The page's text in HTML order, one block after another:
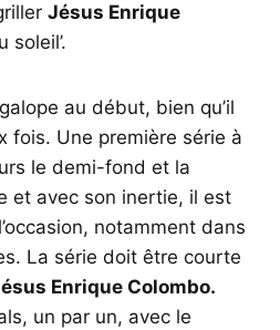
Jésus Enrique
soleil’.
au début, bien qu’il
fois. Une première série à
le demi-fond et la
et avec son inertie, il est
notamment dans
La série doit être courte
Enrique Colombo.
un par un, avec le